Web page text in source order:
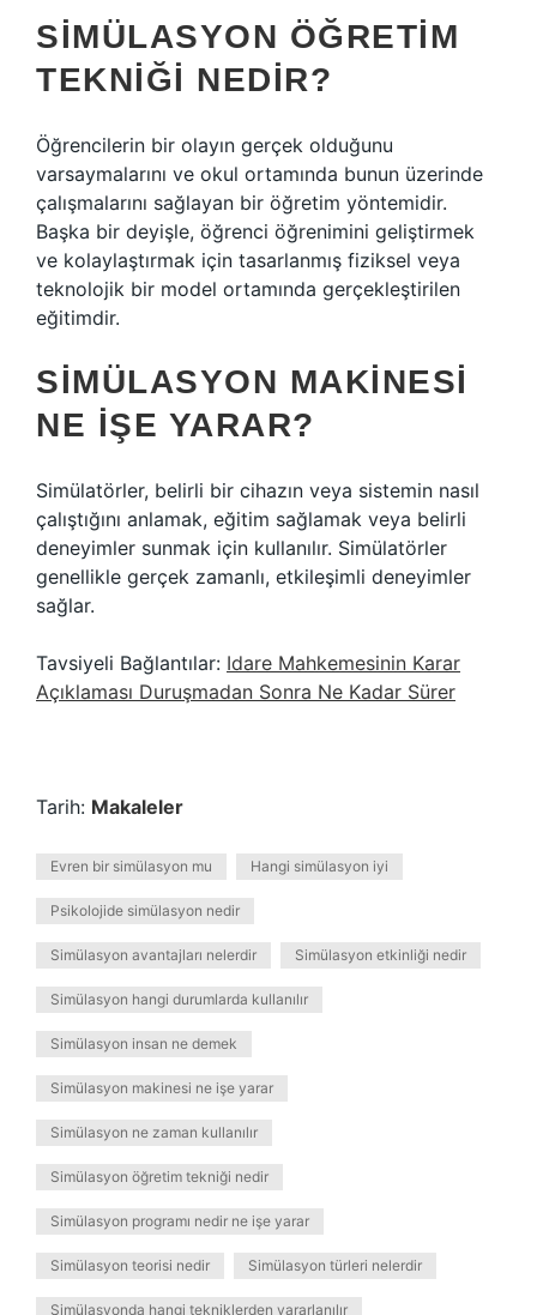
SIMÜLASYON ÖĞRETIM
TEKNIĞI NEDIR?
Öğrencilerin bir olayın gerçek olduğunu
varsaymalarını ve okul ortamında bunun üzerinde
çalışmalarını sağlayan bir öğretim yöntemidir.
Başka bir deyişle, öğrenci öğrenimini geliştirmek
ve kolaylaştırmak için tasarlanmış fiziksel veya
teknolojik bir model ortamında gerçekleştirilen
eğitimdir.
SIMÜLASYON MAKINESI
NE IŞE YARAR?
Simülatörler, belirli bir cihazın veya sistemin nasıl
çalıştığını anlamak, eğitim sağlamak veya belirli
deneyimler sunmak için kullanılır. Simülatörler
genellikle gerçek zamanlı, etkileşimli deneyimler
sağlar.
Tavsiyeli Bağlantılar: Idare Mahkemesinin Karar
Açıklaması Duruşmadan Sonra Ne Kadar Sürer
Tarih: Makaleler
Evren bir simülasyon mu Hangi simülasyon iyi
Psikolojide simülasyon nedir
Simülasyon avantajları nelerdir Simülasyon etkinliği nedir
Simülasyon hangi durumlarda kullanılır
Simülasyon insan ne demek
Simülasyon makinesi ne işe yarar
Simülasyon ne zaman kullanılır
Simülasyon öğretim tekniği nedir
Simülasyon programı nedir ne işe yarar
Simülasyon teorisi nedir Simülasyon türleri nelerdir
Simülasyonda hangi tekniklerden yararlanılır